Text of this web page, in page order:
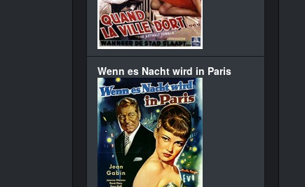
Wenn es Nacht wird in Paris